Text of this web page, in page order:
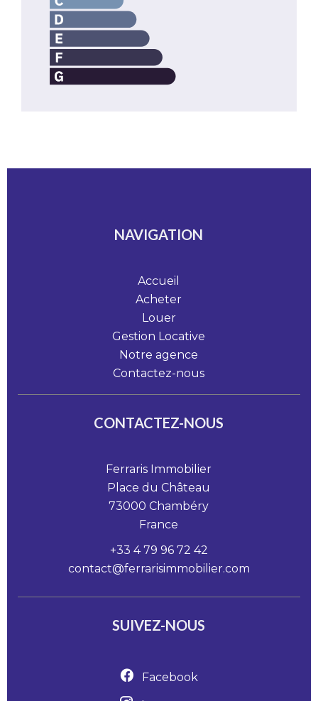
NAVIGATION
Accueil
Acheter
Louer
Gestion Locative
Notre agence
Contactez-nous
CONTACTEZ-NOUS
Ferraris Immobilier
Place du Château
73000 Chambéry
France
+33 4 79 96 72 42
contact@ferrarisimmobilier.com
SUIVEZ-NOUS
Facebook